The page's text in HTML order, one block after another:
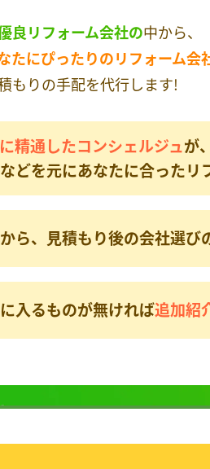
良リフォーム会社の中から、
たにぴったりのリフォーム会
もりの手配を代行します!
精通したコンシェルジュが
どを元にあなたに合ったリ
から、見積もり後の会社選び
入るものが無ければ追加紹